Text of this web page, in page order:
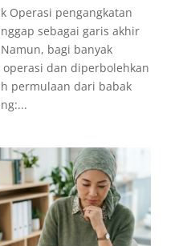
Operasi pengangkatan
sebagai garis akhir
bagi banyak
dan diperbolehkan
permulaan dari babak